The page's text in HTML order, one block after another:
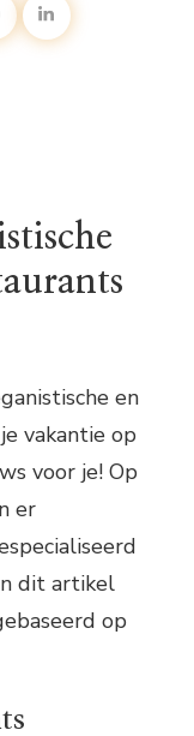
en
vakantie op
voor je! Op
er
dit artikel
op